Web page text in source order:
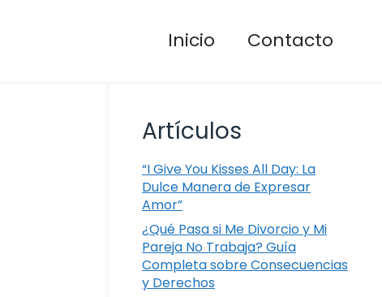
Inicio Contacto
Artículos
“I Give You Kisses All Day: La
Dulce Manera de Expresar
Amor”
¿Qué Pasa si Me Divorcio y Mi
Pareja No Trabaja? Guía
Completa sobre Consecuencias
y Derechos